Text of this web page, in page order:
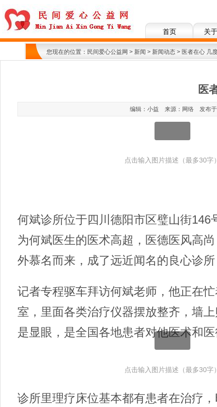
首页 关
您现在的位置： 民间爱心公益网 > 新闻 > 新闻动态 > 医者在心 几
医
编辑：小益 来源：网络 发布
点击输入图片描述（最多30字
何斌诊所位于四川德阳市区璧山街
为何斌医生的医术高超，医德医风高
外慕名而来，成了远近闻名的良心诊
记者专程驱车拜访何斌老师，他正在
室，里面各类治疗仪器摆放整齐，墙
是显眼，是全国各地患者对他医术和
点击输入图片描述（最多30字
诊所里理疗床位基本都有患者在治疗